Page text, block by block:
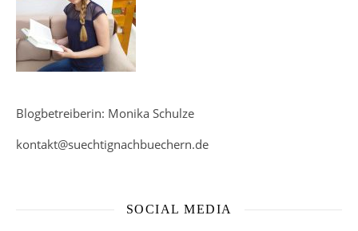
Blogbetreiberin: Monika Schulze
kontakt@suechtignachbuechern.de
SOCIAL MEDIA